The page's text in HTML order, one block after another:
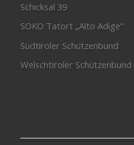
Schicksal 39
SOKO Tatort „Alto Adige“
Südtiroler Schützenbund
Welschtiroler Schützenbund